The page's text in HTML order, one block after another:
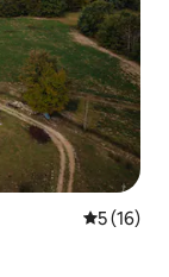
5 (16)